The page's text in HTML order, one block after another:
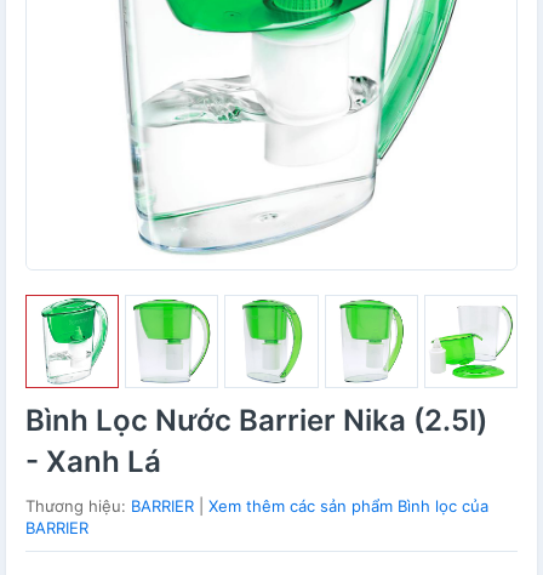
Bình Lọc Nước Barrier Nika (2.5l)
- Xanh Lá
Thương hiệu: BARRIER
Xem thêm các sản phẩm Bình lọc của
BARRIER